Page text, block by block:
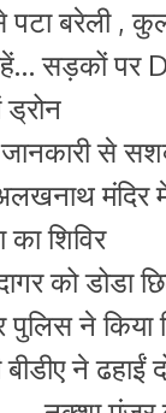
पटा बरेली ,
सड़कों पर
से
मंदिर
शिविर
को डोडा
ने किया
बीडीए ने ढहाईं